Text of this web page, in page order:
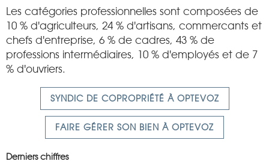
Les catégories professionnelles sont composées de
10 % d'agriculteurs, 24 % d'artisans, commercants et
chefs d'entreprise, 6 % de cadres, 43 % de
professions intermédiaires, 10 % d'employés et de 7
% d'ouvriers.
SYNDIC DE COPROPRIÉTÉ À OPTEVOZ
FAIRE GÉRER SON BIEN À OPTEVOZ
Derniers chiffres